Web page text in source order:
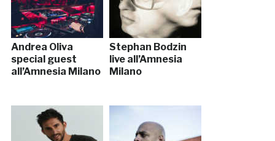
Andrea Oliva
special guest
all’Amnesia Milano
Stephan Bodzin
live all’Amnesia
Milano